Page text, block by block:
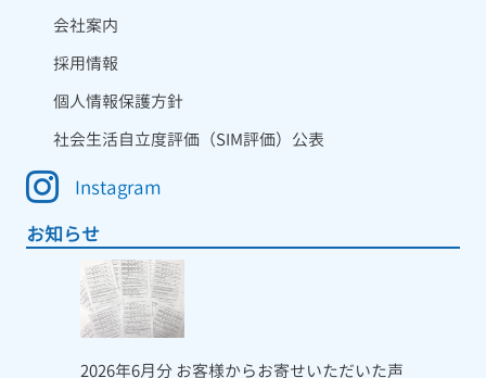
会社案内
採用情報
個人情報保護方針
社会生活自立度評価（SIM評価）公表
Instagram
お知らせ
2026年6月分 お客様からお寄せいただいた声